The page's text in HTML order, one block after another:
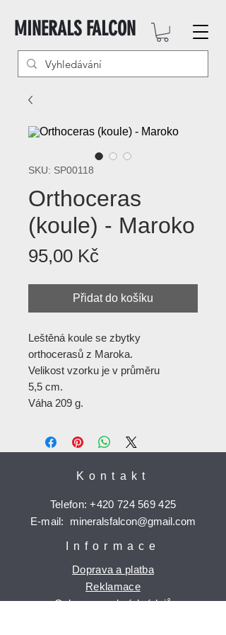
MINERALS FALCON
SKU: SP00118
Orthoceras
(koule) - Maroko
95,00 KčCena
Přidat do košíku
Leštěná koule se zbytky
orthocerasů z Maroka.
Velikost vzorku je v průměru
5,5 cm.
Váha 209 g.
Kontakt
Telefon:+420 724 569 425
E-mail: mineralsfalcon@gmail.com
Informace
Doprava a platba
Reklamace
Ochrana osobních údajů